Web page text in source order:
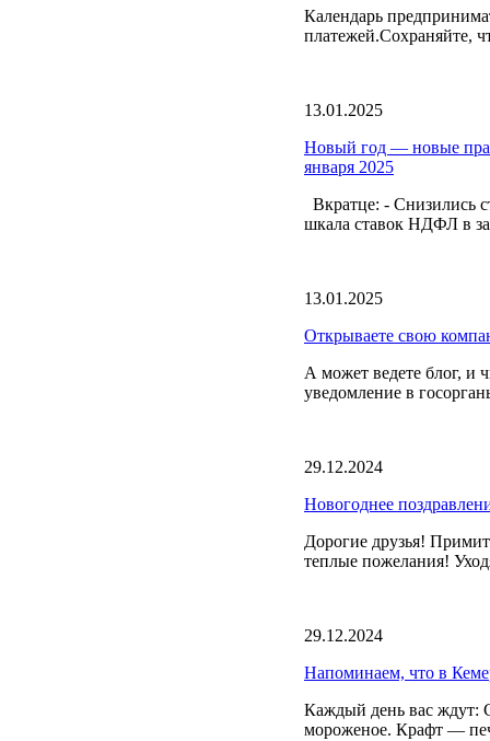
Календарь
платежей.Сохраняйте,
13.01.2025
Новый год — новые
января 2025
Вкратце: - Снизились
шкала ставок НДФЛ в
13.01.2025
Открываете свою
А может ведете блог, и
уведомление в
29.12.2024
Новогоднее
Дорогие друзья!
теплые пожелания!
29.12.2024
Напоминаем, что в
Каждый день вас ждут:
мороженое. Крафт —